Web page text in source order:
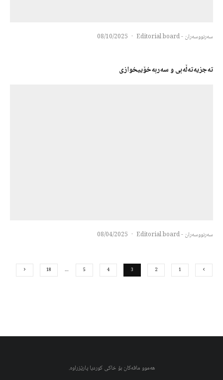
سەرنووسەران - Editorial board ·
08/10/2025
تەجزیەتەڵەبی و سەربەخۆییخوازی
سەرنووسەران - Editorial board ·
08/04/2025
1
2
3
4
5
…
18
هەموو مافەکان بۆ خاکی کوردیا پارێزراوە.